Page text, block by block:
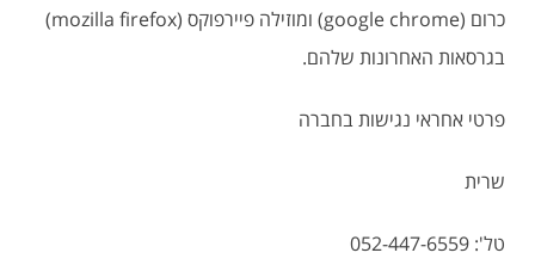
כרום (google chrome) ומוזילה פיירפוקס (mozilla firefox)
בגרסאות האחרונות שלהם.
פרטי אחראי נגישות בחברה
שרית
טל': 052-447-6559